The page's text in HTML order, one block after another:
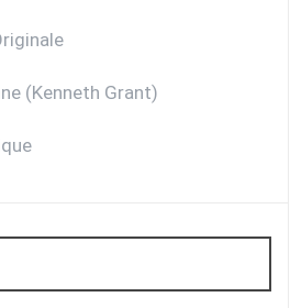
(Kenneth Grant)